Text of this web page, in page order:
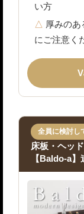
い方
厚みの
にご注意く
全員に検討し
床板・ヘッ
【Baldo-a